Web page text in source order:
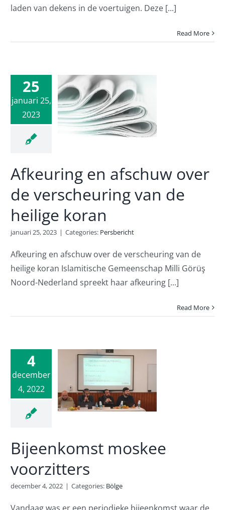
laden van dekens in de voertuigen. Deze [...]
Read More
25
januari 25,
2023
en
over
de
heilige
Afkeuring en afschuw over
de verscheuring van de
heilige koran
januari 25, 2023 | Categories: Persbericht
Afkeuring en afschuw over de verscheuring van de
heilige koran Islamitische Gemeenschap Milli Görüş
Noord-Nederland spreekt haar afkeuring [...]
Read More
4
december
4, 2022
Bijeenkomst moskee
voorzitters
december 4, 2022 | Categories: Bölge